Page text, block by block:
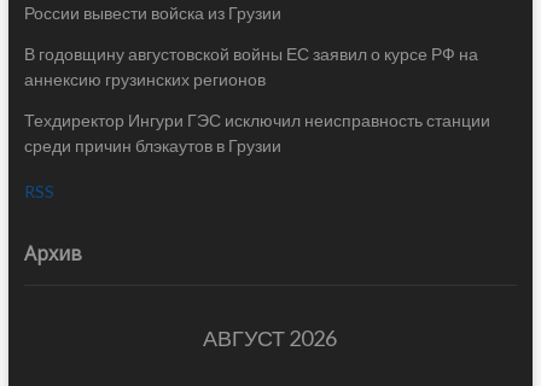
России вывести войска из Грузии
В годовщину августовской войны ЕС заявил о курсе РФ на
аннексию грузинских регионов
Техдиректор Ингури ГЭС исключил неисправность станции
среди причин блэкаутов в Грузии
RSS
Архив
АВГУСТ 2026